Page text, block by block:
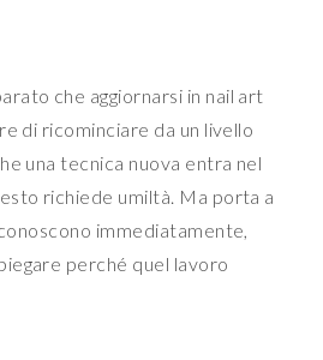
che aggiornarsi in nail art
di ricominciare da un livello
una tecnica nuova entra nel
richiede umiltà. Ma porta a
immediatamente,
perché quel lavoro